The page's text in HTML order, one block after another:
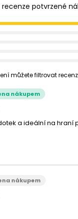
recenze potvrzené
můžete filtrovat
nákupem
a ideální na hraní
nákupem